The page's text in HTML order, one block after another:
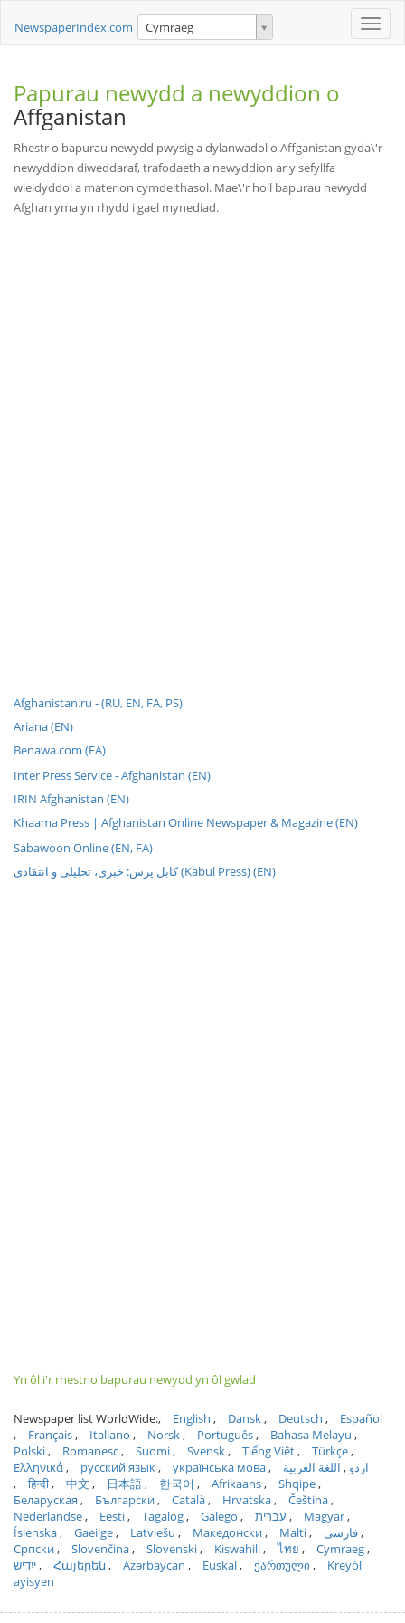
Toggle
NewspaperIndex.com Cymraeg
Papurau newydd a newyddion o
Affganistan
Rhestr o bapurau newydd pwysig a dylanwadol o Affganistan gyda\'r
newyddion diweddaraf, trafodaeth a newyddion ar y sefyllfa
wleidyddol a materion cymdeithasol. Mae\'r holl bapurau newydd
Afghan yma yn rhydd i gael mynediad.
Afghanistan.ru - (RU, EN, FA, PS)
Ariana (EN)
Benawa.com (FA)
Inter Press Service - Afghanistan (EN)
IRIN Afghanistan (EN)
Khaama Press | Afghanistan Online Newspaper & Magazine (EN)
Sabawoon Online (EN, FA)
کابل پرس: خبری، تحليلی و انتقادی (Kabul Press) (EN)
Yn ôl i'r rhestr o bapurau newydd yn ôl gwlad
Newspaper list WorldWide: English Dansk Deutsch
Español
Français
Italiano Norsk Português
Bahasa Melayu
Polski
Romanesc Suomi Svensk Tiếng Việt
Türkçe
Ελληνικά
русский язык українська мова اردو
اللغة العربية
हिन्दी
中文 日本語 한국어 Afrikaans
Shqipe
Беларуская
Български Català Hrvatska
Čeština
Nederlandse
Eesti Tagalog Galego עברית
Magyar
Íslenska
Gaeilge Latviešu Македонски Malti
فارسی
Српски
Slovenčina Slovenski Kiswahili ไทย
Cymraeg
ייִדיש
Հայերեն Azərbaycan Euskal ქართული
Kreyòl
ayisyen